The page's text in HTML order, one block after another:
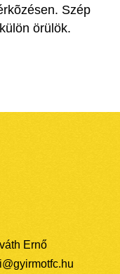
Szép
örülök.
Ernő